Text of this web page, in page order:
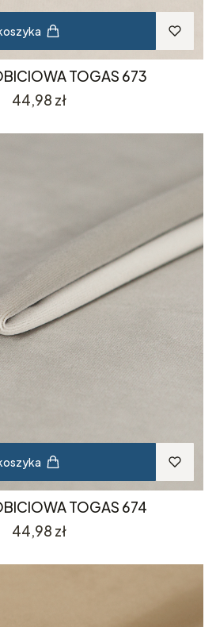
TOGAS 673
Cena
44,98 zł
TOGAS 674
Cena
44,98 zł